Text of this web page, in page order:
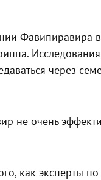
Фавипиравира
Исследования
через
не очень
как эксперты